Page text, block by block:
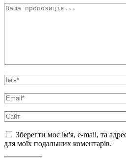
Зберегти моє ім'я, e-mail, та
для моїх подальших коментарів.